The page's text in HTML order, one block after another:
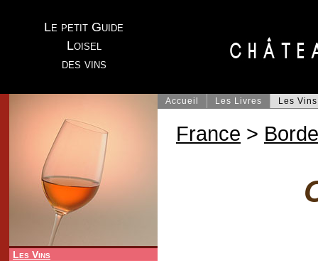
Le petit Guide
Loisel
des vins
Les Vins
Accueil Les Livres Les Vins
France >